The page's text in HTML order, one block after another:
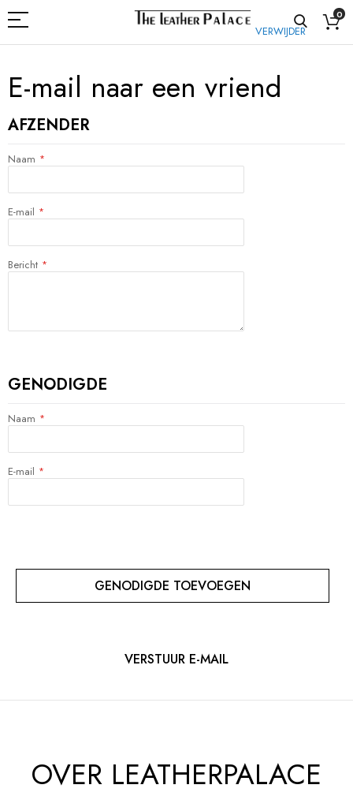
0
E-mail naar een vriend
AFZENDER
Naam
E-mail
Bericht
GENODIGDE
VERWIJDER
Naam
E-mail
GENODIGDE TOEVOEGEN
VERSTUUR E-MAIL
OVER LEATHERPALACE